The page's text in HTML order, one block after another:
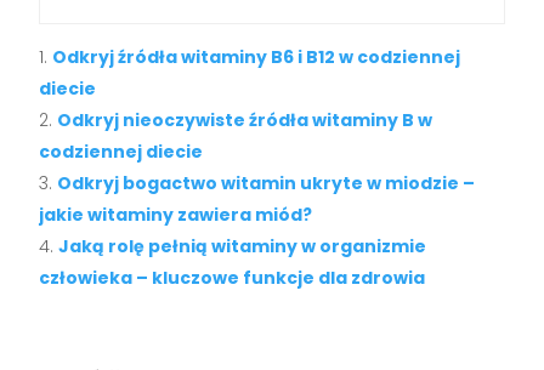
Odkryj źródła witaminy B6 i B12 w codziennej
diecie
Odkryj nieoczywiste źródła witaminy B w
codziennej diecie
Odkryj bogactwo witamin ukryte w miodzie –
jakie witaminy zawiera miód?
Jaką rolę pełnią witaminy w organizmie
człowieka – kluczowe funkcje dla zdrowia